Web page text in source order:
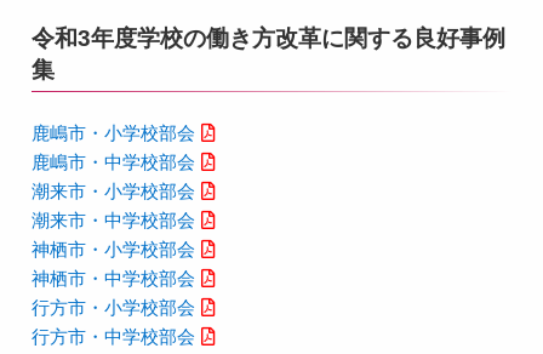
令和3年度学校の働き方改革に関する良好事例
集
鹿嶋市・小学校部会
鹿嶋市・中学校部会
潮来市・小学校部会
潮来市・中学校部会
神栖市・小学校部会
神栖市・中学校部会
行方市・小学校部会
行方市・中学校部会